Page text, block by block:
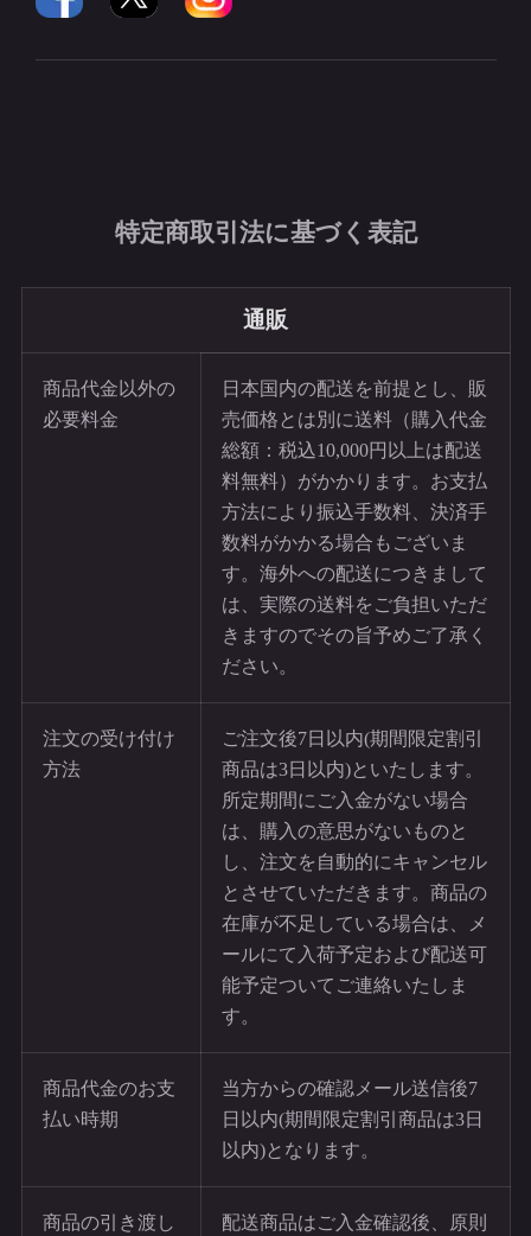
特定商取引法に基づく表記
通販
商品代金以外の
必要料金
日本国内の配送を前提とし、販
売価格とは別に送料（購入代金
総額：税込10,000円以上は配送
料無料）がかかります。お支払
方法により振込手数料、決済手
数料がかかる場合もございま
す。海外への配送につきまして
は、実際の送料をご負担いただ
きますのでその旨予めご了承く
ださい。
注文の受け付け
方法
ご注文後7日以内(期間限定割引
商品は3日以内)といたします。
所定期間にご入金がない場合
は、購入の意思がないものと
し、注文を自動的にキャンセル
とさせていただきます。商品の
在庫が不足している場合は、メ
ールにて入荷予定および配送可
能予定ついてご連絡いたしま
す。
商品代金のお支
払い時期
当方からの確認メール送信後7
日以内(期間限定割引商品は3日
以内)となります。
商品の引き渡し 配送商品はご入金確認後、原則